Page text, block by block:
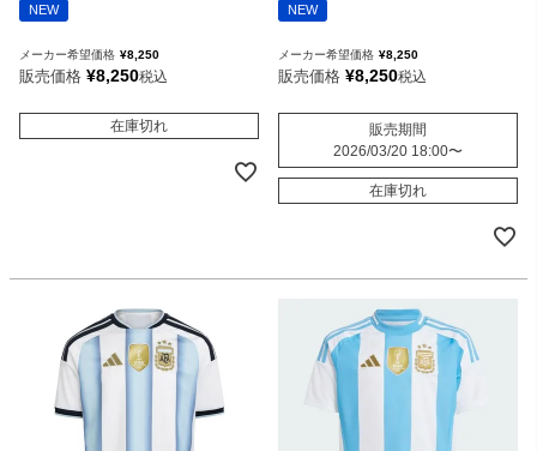
NEW
メーカー希望価格 ¥8,250
販売価格 ¥8,250税込
在庫切れ
NEW
メーカー希望価格 ¥8,250
販売価格 ¥8,250税込
販売期間
2026/03/20 18:00〜
在庫切れ